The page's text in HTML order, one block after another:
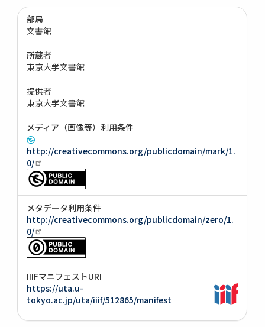
部局
文書館
所蔵者
東京大学文書館
提供者
東京大学文書館
メディア（画像等）利用条件
http://creativecommons.org/publicdomain/mark/1.
0/
メタデータ利用条件
http://creativecommons.org/publicdomain/zero/1.
0/
IIIFマニフェストURI
https://uta.u-
tokyo.ac.jp/uta/iiif/512865/manifest